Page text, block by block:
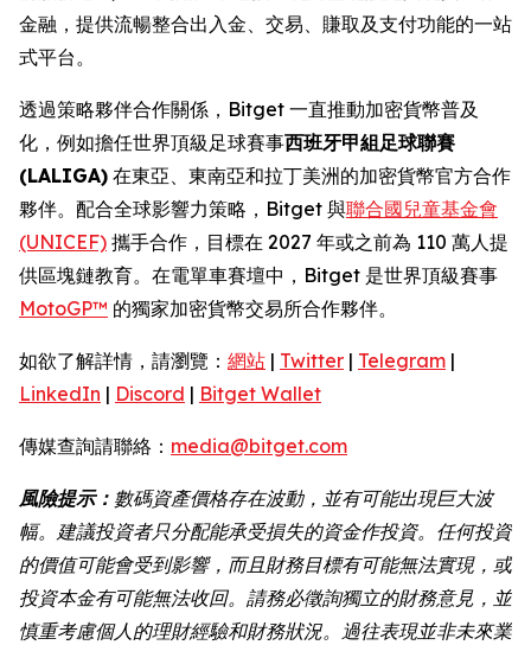
金融，提供流暢整合出入金、交易、賺取及支付功能的一站
式平台。
透過策略夥伴合作關係，Bitget 一直推動加密貨幣普及
化，例如擔任世界頂級足球賽事西班牙甲組足球聯賽
(LALIGA) 在東亞、東南亞和拉丁美洲的加密貨幣官方合作
夥伴。配合全球影響力策略，Bitget 與聯合國兒童基金會
(UNICEF) 攜手合作，目標在 2027 年或之前為 110 萬人提
供區塊鏈教育。在電單車賽壇中，Bitget 是世界頂級賽事
MotoGP™ 的獨家加密貨幣交易所合作夥伴。
如欲了解詳情，請瀏覽： 網站 | Twitter | Telegram |
LinkedIn | Discord | Bitget Wallet
傳媒查詢請聯絡： media@bitget.com
風險提示： 數碼資產價格存在波動，並有可能出現巨大波
幅。建議投資者只分配能承受損失的資金作投資。任何投資
的價值可能會受到影響，而且財務目標有可能無法實現，或
投資本金有可能無法收回。請務必徵詢獨立的財務意見，並
慎重考慮個人的理財經驗和財務狀況。過往表現並非未來業